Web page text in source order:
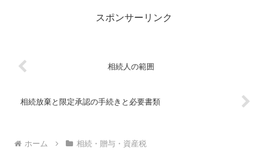
スポンサーリンク
相続人の範囲
相続放棄と限定承認の手続きと必要書類
ホーム 相続・贈与・資産税